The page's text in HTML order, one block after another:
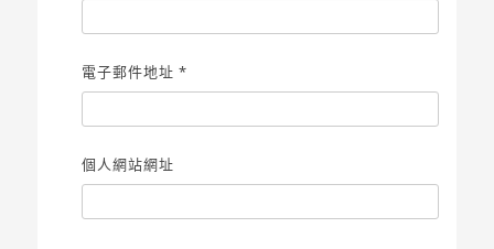
電子郵件地址*
個人網站網址